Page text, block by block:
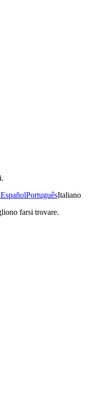
EspañolPortuguêsItaliano
farsi trovare.